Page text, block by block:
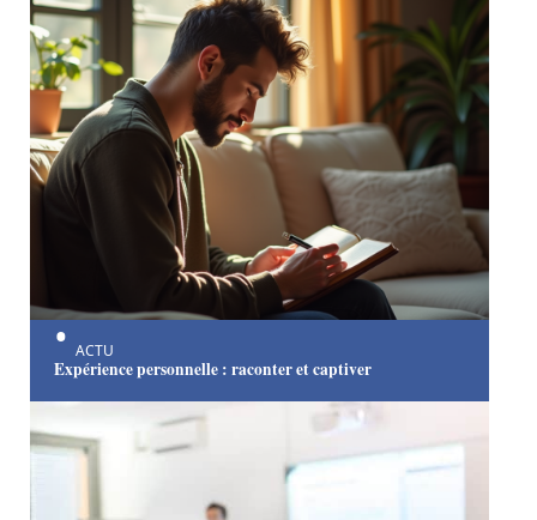
ACTU
Expérience personnelle : raconter et captiver